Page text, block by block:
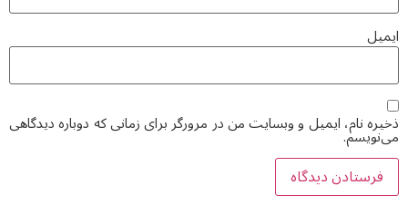
ایمیل
ذخیره نام، ایمیل و وبسایت من در مرورگر برای زمانی که دوباره دیدگاهی
می‌نویسم.